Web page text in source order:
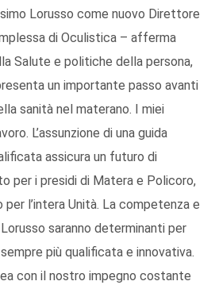
Lorusso come nuovo Direttore
di Oculistica – afferma
Salute e politiche della persona,
un importante passo avanti
sanità nel materano. I miei
L’assunzione di una guida
assicura un futuro di
per i presidi di Matera e Policoro,
l’intera Unità. La competenza e
saranno determinanti per
più qualificata e innovativa.
con il nostro impegno costante